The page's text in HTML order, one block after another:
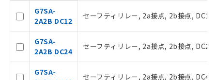
G7SA-
2A2B DC12
セーフティリレー, 2a接点, 2b接点,
G7SA-
2A2B DC24
セーフティリレー, 2a接点, 2b接点,
G7SA-
セーフティリレー, 2a接点, 2b接点,